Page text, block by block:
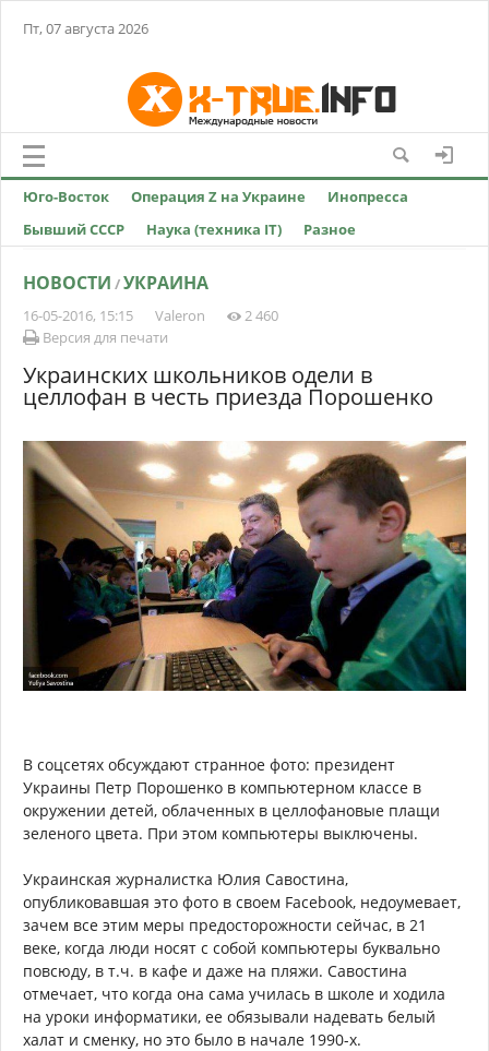
Пт, 07 августа 2026
Юго-Восток Операция Z на Украине
Инопресса
Бывший СССР
Наука (техника IT) Разное
НОВОСТИ /УКРАИНА
16-05-2016, 15:15 Valeron
2 460
Версия для печати
Украинских школьников одели в
целлофан в честь приезда Порошенко
В соцсетях обсуждают странное фото: президент
Украины Петр Порошенко в компьютерном классе в
окружении детей, облаченных в целлофановые плащи
зеленого цвета. При этом компьютеры выключены.
Украинская журналистка Юлия Савостина,
опубликовавшая это фото в своем Facebook, недоумевает,
зачем все этим меры предосторожности сейчас, в 21
веке, когда люди носят с собой компьютеры буквально
повсюду, в т.ч. в кафе и даже на пляжи. Савостина
отмечает, что когда она сама училась в школе и ходила
на уроки информатики, ее обязывали надевать белый
халат и сменку, но это было в начале 1990-х.